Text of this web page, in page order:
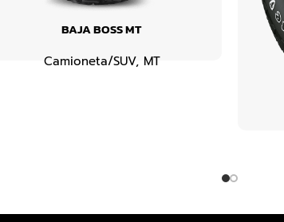
BAJA BOSS MT
Camioneta/SUV, MT